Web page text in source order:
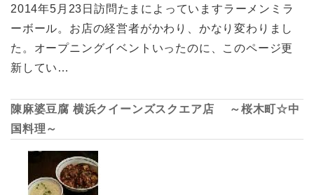
2014年5月23日訪問たまによっていますラーメンミラ
ーボール。お店の経営者がかわり、かなり変わりまし
た。オープニングイベントいったのに、このページ更
新してい…
陳麻婆豆腐 横浜クイーンズスクエア店 ～桜木町☆中
国料理～